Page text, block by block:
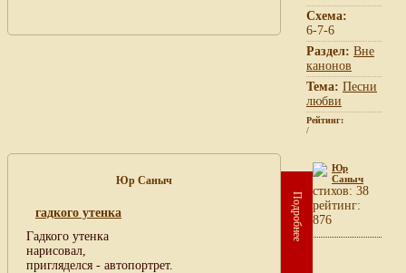
Схема:
6-7-6
Раздел: Вне
канонов
Тема: Песни
любви
Рейтинг:
/
Юр Саныч
гадкого утенка
Гадкого утенка
нарисовал,
пригляделся - автопортрет.
Подробнее
Юр
Саныч
cтихов: 38
рейтинг:
876